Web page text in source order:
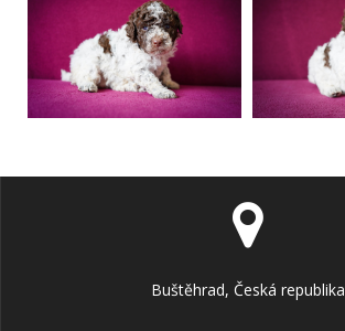
Buštěhrad, Česká republika